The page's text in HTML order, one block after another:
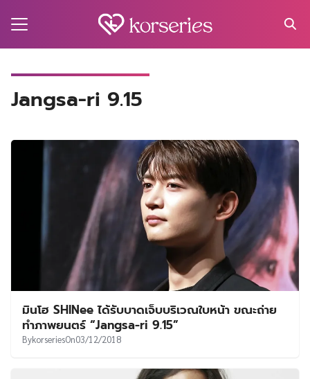
Jangsa-ri 9.15
มินโฮ SHINee ได้รับบาดเจ็บบริเวณใบหน้า ขณะถ่าย
ทำภาพยนตร์ “Jangsa-ri 9.15”
BykorseriesOn03/12/2018